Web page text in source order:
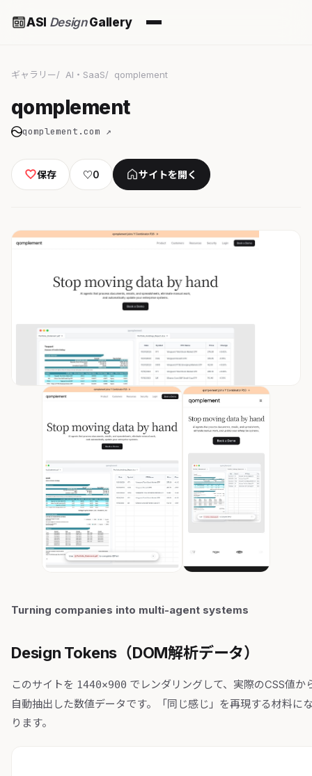
ASI DesignGallery
ギャラリー AI・SaaS qomplement
qomplement
qomplement.com ↗
保存 ♡0 サイトを開く
Turning companies into multi-agent systems
Design Tokens（DOM解析データ）
このサイトを 1440×900 でレンダリングして、実際のCSS値か
自動抽出した数値データです。「同じ感じ」を再現する材料に
ります。